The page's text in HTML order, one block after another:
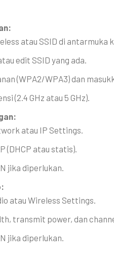
atau SSID di antarmuka
edit SSID yang ada.
(WPA2/WPA3) dan
(2.4 GHz atau 5 GHz).
atau IP Settings.
atau statis).
jika diperlukan.
atau Wireless Settings.
transmit power, dan
jika diperlukan.